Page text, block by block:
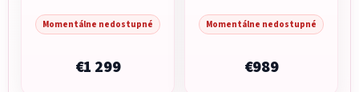
Sapphire Blue
Momentálne nedostupné
€1 299
Momentálne nedostupné
€989